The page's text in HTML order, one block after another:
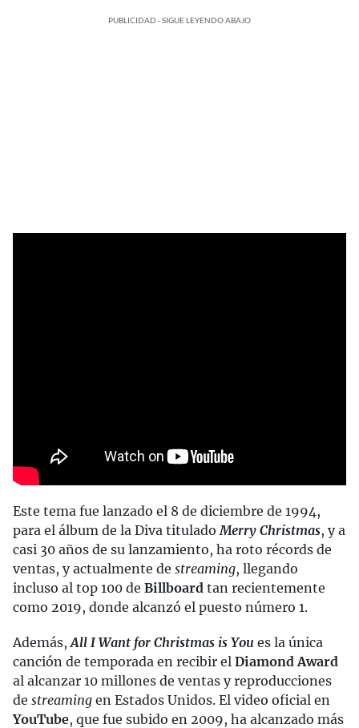
PUBLICIDAD - SIGUE LEYENDO ABAJO
Este tema fue lanzado el 8 de diciembre de 1994,
para el álbum de la Diva tituladoMerry Christmas, y a
casi 30 años de su lanzamiento, ha roto récords de
ventas, y actualmente de streaming, llegando
incluso al top 100 de Billboard tan recientemente
como 2019, donde alcanzó el puesto número 1.
Además,All I Want for Christmas is You es la única
canción de temporada en recibir el Diamond Award
al alcanzar 10 millones de ventas y reproducciones
de streaming en Estados Unidos. El video oficial en
YouTube, que fue subido en 2009, ha alcanzado más